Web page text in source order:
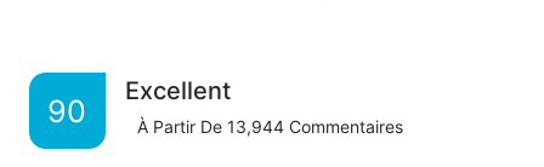
90
Excellent
À Partir De 13,944 Commentaires